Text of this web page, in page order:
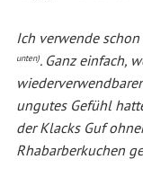
Ich verwende
unten). Ganz einfach,
ungutes Gefühl
der Klacks Guf
Rhabarberkuchen